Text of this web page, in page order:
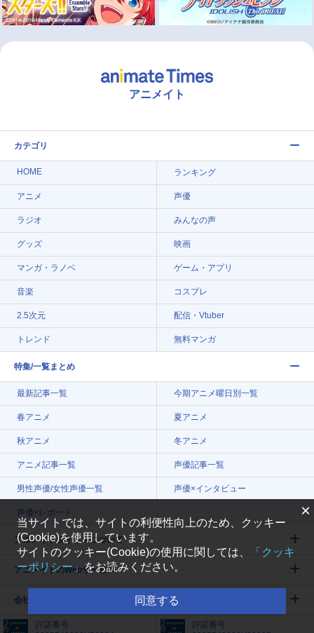
アニメイト
カテゴリ
HOME ランキング
アニメ 声優
ラジオ みんなの声
グッズ 映画
マンガ・ラノベ ゲーム・アプリ
音楽 コスプレ
2.5次元 配信・Vtuber
トレンド 無料マンガ
特集/一覧まとめ
最新記事一覧 今期アニメ曜日別一覧
春アニメ 夏アニメ
秋アニメ 冬アニメ
アニメ記事一覧 声優記事一覧
男性声優/女性声優一覧 声優×インタビュー
声優×レポート
アニメイトタイムズについて
アニメイトのWebサービス
会社案内
許諾番号
許諾番号
×
当サイトでは、サイトの利便性向上のため、クッキー
(Cookie)を使用しています。
サイトのクッキー(Cookie)の使用に関しては、
「クッキ
ーポリシー」をお読みください。
同意する